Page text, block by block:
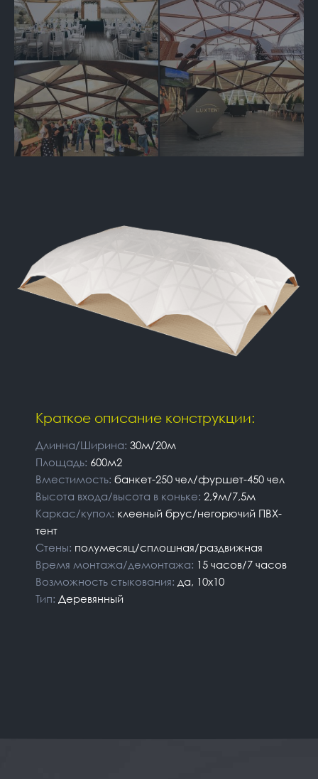
Краткое описание конструкции:
Длинна/Ширина: 30м/20м
Площадь: 600м2
Вместимость: банкет-250 чел/фуршет-450 чел
Высота входа/высота в коньке: 2,9м/7,5м
Каркас/купол: клееный брус/негорючий ПВХ-
тент
Стены: полумесяц/сплошная/раздвижная
Время монтажа/демонтажа: 15 часов/7 часов
Возможность стыкования: да, 10х10
Тип: Деревянный